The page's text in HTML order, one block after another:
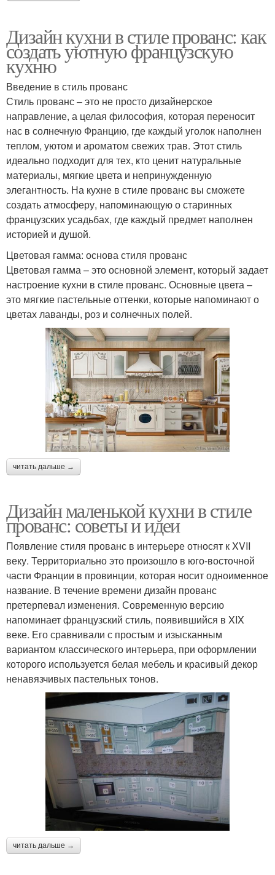
Дизайн кухни в стиле прованс: как
создать уютную французскую
кухню
Введение в стиль прованс
Стиль прованс – это не просто дизайнерское
направление, а целая философия, которая переносит
нас в солнечную Францию, где каждый уголок наполнен
теплом, уютом и ароматом свежих трав. Этот стиль
идеально подходит для тех, кто ценит натуральные
материалы, мягкие цвета и непринужденную
элегантность. На кухне в стиле прованс вы сможете
создать атмосферу, напоминающую о старинных
французских усадьбах, где каждый предмет наполнен
историей и душой.
Цветовая гамма: основа стиля прованс
Цветовая гамма – это основной элемент, который задает
настроение кухни в стиле прованс. Основные цвета –
это мягкие пастельные оттенки, которые напоминают о
цветах лаванды, роз и солнечных полей.
читать дальше →
Дизайн маленькой кухни в стиле
прованс: советы и идеи
Появление стиля прованс в интерьере относят к XVII
веку. Территориально это произошло в юго-восточной
части Франции в провинции, которая носит одноименное
название. В течение времени дизайн прованс
претерпевал изменения. Современную версию
напоминает французский стиль, появившийся в XIX
веке. Его сравнивали с простым и изысканным
вариантом классического интерьера, при оформлении
которого используется белая мебель и красивый декор
ненавязчивых пастельных тонов.
читать дальше →